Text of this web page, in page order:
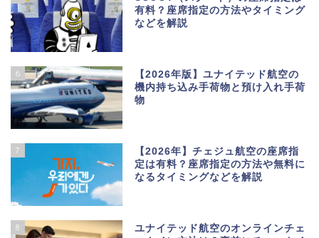
有料？座席指定の方法やタイミング
などを解説
6
【2026年版】ユナイテッド航空の
機内持ち込み手荷物と預け入れ手荷
物
7
【2026年】チェジュ航空の座席指
定は有料？座席指定の方法や無料に
なるタイミングなどを解説
8
ユナイテッド航空のオンラインチェ